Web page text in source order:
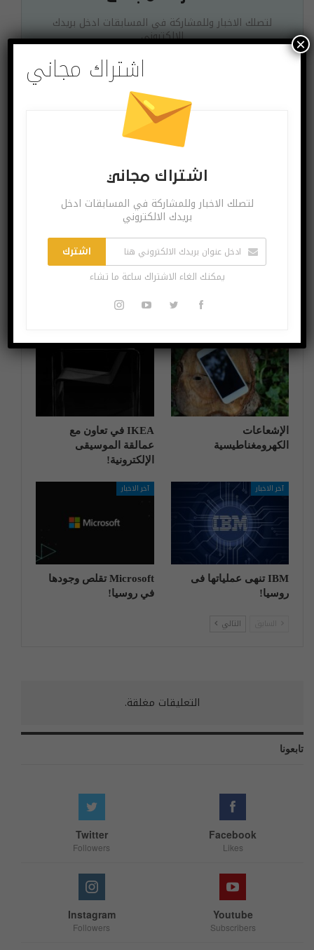
لتصلك الاخبار وللمشاركة في المسابقات ادخل بريدك
الالكتروني
اشترك
يمكنك الغاء الاشتراك ساعة ما تشاء
هوندا تستدعي أكثر
لهذه الأسباب!!
انستغرام تطلق ميزة
جديدة مقتبسة من
تيك توك
اختراعات وتكنولوجيا
الإشعاعات
الكهرومغناطيسية
آخر الاخبار
IKEA في تعاون مع
عمالقة الموسيقى
الإلكترونية!
آخر الاخبار
IBM تنهی عملیاتها فی
روسیا!
آخر الاخبار
Microsoft تقلص وجودها
في روسيا!
التالي
التعليقات مغلقة.
تابعونا
Facebook
Likes
Twitter
Followers
Youtube
Subscribers
Instagram
Followers
اشتراك مجاني
اشتراك مجاني
لتصلك الاخبار وللمشاركة في المسابقات ادخل
بريدك الالكتروني
اشترك
يمكنك الغاء الاشتراك ساعة ما تشاء
×